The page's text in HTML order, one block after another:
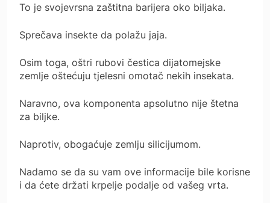
To je svojevrsna zaštitna barijera oko biljaka.
Sprečava insekte da polažu jaja.
Osim toga, oštri rubovi čestica dijatomejske
zemlje oštećuju tjelesni omotač nekih insekata.
Naravno, ova komponenta apsolutno nije štetna
za biljke.
Naprotiv, obogaćuje zemlju silicijumom.
Nadamo se da su vam ove informacije bile korisne
i da ćete držati krpelje podalje od vašeg vrta.